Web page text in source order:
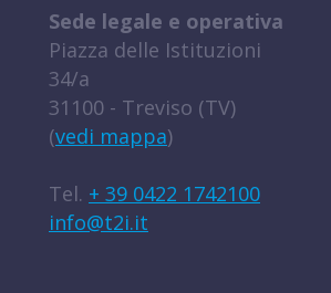
Sede legale e operativa
Piazza delle Istituzioni
34/a
31100 - Treviso (TV)
(vedi mappa)
Tel. + 39 0422 1742100
info@t2i.it